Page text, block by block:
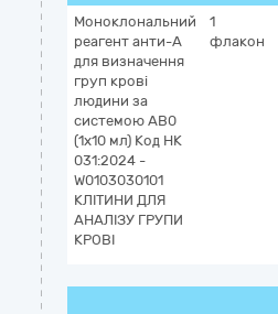
Моноклональний
реагент анти-A
для визначення
груп крові
людини за
системою АВ0
(1х10 мл) Код НК
031:2024 -
W0103030101
КЛІТИНИ ДЛЯ
АНАЛІЗУ ГРУПИ
КРОВІ
1
флакон